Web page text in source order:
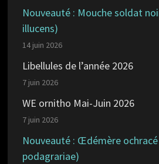
Nouveauté : Mouche soldat
illucens)
14 juin 2026
Libellules de l’année 2026
7 juin 2026
WE ornitho Mai-Juin 2026
7 juin 2026
Nouveauté : Œdémère
podagrariae)